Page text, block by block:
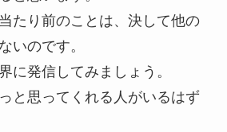
たり前のことは、決して他の
いのです。
に発信してみましょう。
と思ってくれる人がいるはず